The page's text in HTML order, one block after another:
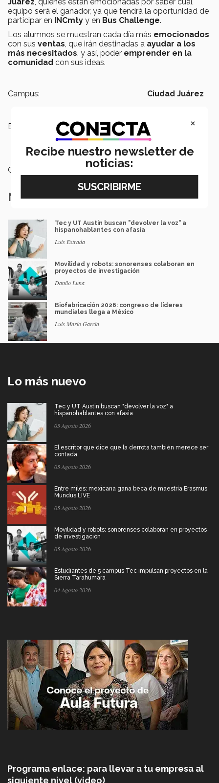
equipo será el ganador, ya que tendrá la oportunidad de
participar en INCmty y en Bus Challenge.
Los alumnos se muestran cada día más emocionados
con sus ventas , que irán destinadas a ayudar a los
más necesitados , y así, poder emprender en la
comunidad con sus ideas.
Campus: Ciudad Juárez
Etiquetas: Semana i,
Reto emprendedor con
sentido humano,
Campus Ciudad Juárez
Categoría:
Notas Relacionadas
Tec y UT Austin buscan "devolver la voz" a
hispanohablantes con afasia
Luis Estrada
Movilidad y robots: sonorenses colaboran en
proyectos de investigación
Danilo Luna
Biofabricación 2026: congreso de líderes
mundiales llega a México
Luis Mario García
Lo más nuevo
Tec y UT Austin buscan "devolver la voz" a
hispanohablantes con afasia
05 Agosto 2026
El escritor que dice que la derrota también merece ser
contada
05 Agosto 2026
Entre miles: mexicana gana beca de maestría Erasmus
Mundus LIVE
05 Agosto 2026
Movilidad y robots: sonorenses colaboran en proyectos
de investigación
05 Agosto 2026
Estudiantes de 5 campus Tec impulsan proyectos en la
Sierra Tarahumara
04 Agosto 2026
Programa enlace: para llevar a tu empresa al
siguiente nivel (video)
×
Recibe nuestro newsletter de
noticias: